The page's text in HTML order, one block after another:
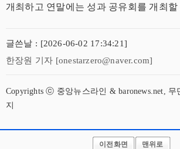
개최하고 연말에는 성과 공유회를 개최할
글쓴날 : [2026-06-02 17:34:21]
한장원 기자 [onestarzero@naver.com]
Copyrights ⓒ 중앙뉴스라인 & baronews.net,
지
이전화면 맨위로